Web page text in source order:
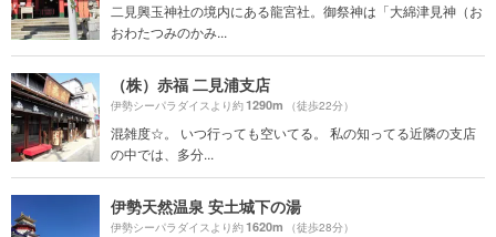
二見興玉神社の境内にある龍宮社。御祭神は「大綿津見神（お
おわたつみのかみ...
（株）赤福 二見浦支店
伊勢シーパラダイスより約1290m （徒歩22分）
混雑度☆。 いつ行っても空いてる。 私の知ってる近隣の支店
の中では、多分...
伊勢天然温泉 安土城下の湯
伊勢シーパラダイスより約1620m （徒歩28分）